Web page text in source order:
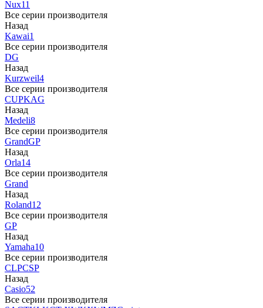
Nux11
Все серии производителя
Назад
Kawai1
Все серии производителя
DG
Назад
Kurzweil4
Все серии производителя
CUPKAG
Назад
Medeli8
Все серии производителя
GrandGP
Назад
Orla14
Все серии производителя
Grand
Назад
Roland12
Все серии производителя
GP
Назад
Yamaha10
Все серии производителя
CLPCSP
Назад
Casio52
Все серии производителя